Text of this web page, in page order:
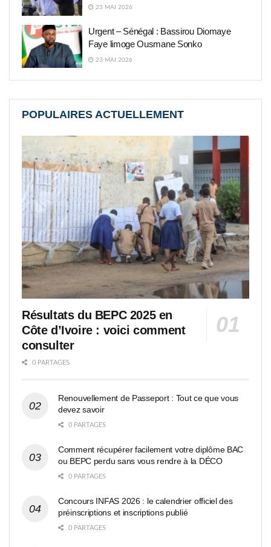
23 MAI 2026
Urgent – Sénégal : Bassirou Diomaye
Faye limoge Ousmane Sonko
23 MAI 2026
POPULAIRES ACTUELLEMENT
Résultats du BEPC 2025 en
Côte d’Ivoire : voici comment
consulter
0 PARTAGES
Renouvellement de Passeport : Tout ce que vous
devez savoir
0 PARTAGES
Comment récupérer facilement votre diplôme BAC
ou BEPC perdu sans vous rendre à la DÉCO
0 PARTAGES
Concours INFAS 2026 : le calendrier officiel des
préinscriptions et inscriptions publié
0 PARTAGES